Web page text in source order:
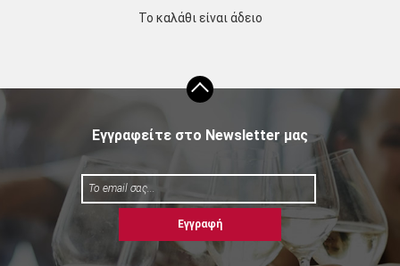
Το καλάθι είναι άδειο
Εγγραφείτε στο Newsletter μας
Εγγραφή